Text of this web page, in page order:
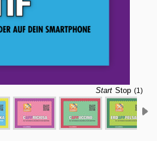
Start Stop (5)